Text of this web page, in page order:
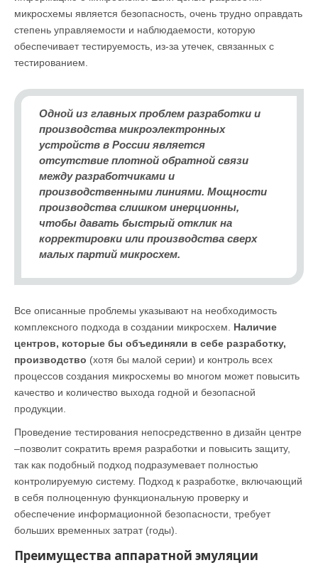
микросхемы является безопасность, очень трудно оправдать
степень управляемости и наблюдаемости, которую
обеспечивает тестируемость, из-за утечек, связанных с
тестированием.
Одной из главных проблем разработки и
производства микроэлектронных
устройств в России является
отсутствие плотной обратной связи
между разработчиками и
производственными линиями. Мощности
производства слишком инерционны,
чтобы давать быстрый отклик на
корректировки или производства сверх
малых партий микросхем.
Все описанные проблемы указывают на необходимость
комплексного подхода в создании микросхем. Наличие
центров, которые бы объединяли в себе разработку,
производство (хотя бы малой серии) и контроль всех
процессов создания микросхемы во многом может повысить
качество и количество выхода годной и безопасной
продукции.
Проведение тестирования непосредственно в дизайн центре
–позволит сократить время разработки и повысить защиту,
так как подобный подход подразумевает полностью
контролируемую систему. Подход к разработке, включающий
в себя полноценную функциональную проверку и
обеспечение информационной безопасности, требует
больших временных затрат (годы).
Преимущества аппаратной эмуляции